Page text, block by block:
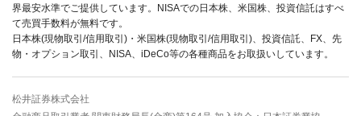
界最安水準でご提供しています。NISAでの日本株、米国株、投資信託はすべ
て売買手数料が無料です。
日本株(現物取引/信用取引)・米国株(現物取引/信用取引)、投資信託、FX、先
物・オプション取引、NISA、iDeCo等の各種商品をお取扱いしています。
松井証券株式会社